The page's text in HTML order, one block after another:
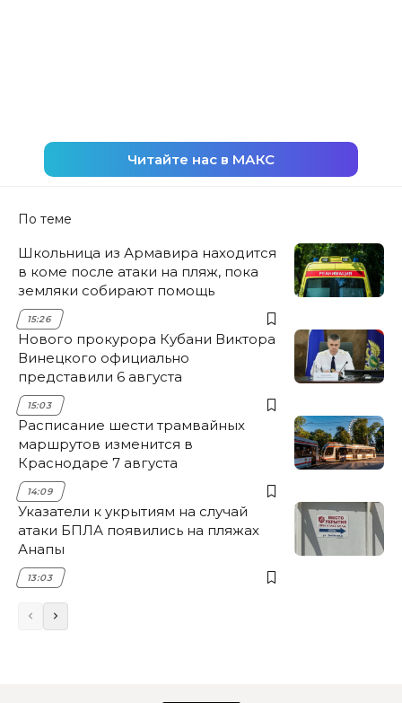
Читайте нас в МАКС
По теме
Школьница из Армавира находится
в коме после атаки на пляж, пока
земляки собирают помощь
15:26
Нового прокурора Кубани Виктора
Винецкого официально
представили 6 августа
15:03
Расписание шести трамвайных
маршрутов изменится в
Краснодаре 7 августа
14:09
Указатели к укрытиям на случай
атаки БПЛА появились на пляжах
Анапы
13:03